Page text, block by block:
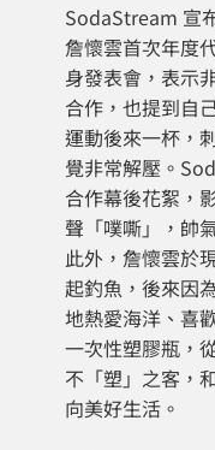
SodaStream 宣
詹懷雲首次年度
身發表會，表示
合作，也提到自
運動後來一杯，
覺非常解壓。
合作幕後花絮，
聲「噗嘶」，帥
此外，詹懷雲於
起釣魚，後來因
地熱愛海洋、喜
一次性塑膠瓶，
不「塑」之客，
向美好生活。